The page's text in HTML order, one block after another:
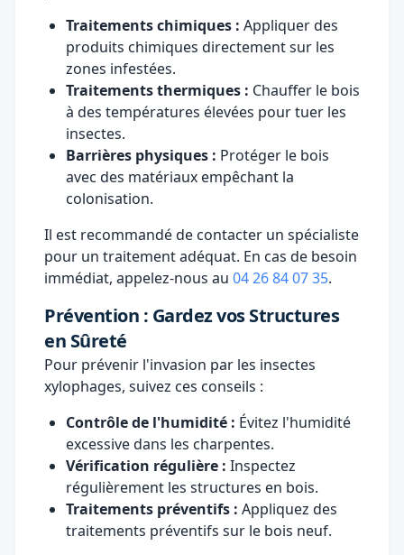
Traitements chimiques : Appliquer des
produits chimiques directement sur les
zones infestées.
Traitements thermiques : Chauffer le bois
à des températures élevées pour tuer les
insectes.
Barrières physiques : Protéger le bois
avec des matériaux empêchant la
colonisation.
Il est recommandé de contacter un spécialiste
pour un traitement adéquat. En cas de besoin
immédiat, appelez-nous au 04 26 84 07 35.
Prévention : Gardez vos Structures
en Sûreté
Pour prévenir l'invasion par les insectes
xylophages, suivez ces conseils :
Contrôle de l'humidité : Évitez l'humidité
excessive dans les charpentes.
Vérification régulière : Inspectez
régulièrement les structures en bois.
Traitements préventifs : Appliquez des
traitements préventifs sur le bois neuf.